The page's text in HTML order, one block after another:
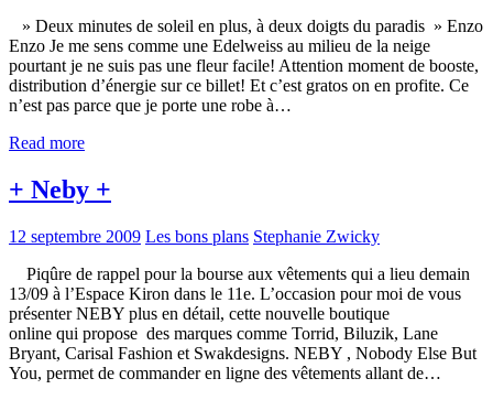
» Deux minutes de soleil en plus, à deux doigts du paradis » Enzo
Enzo Je me sens comme une Edelweiss au milieu de la neige
pourtant je ne suis pas une fleur facile! Attention moment de booste,
distribution d’énergie sur ce billet! Et c’est gratos on en profite. Ce
n’est pas parce que je porte une robe à…
Read more
+ Neby +
12 septembre 2009 Les bons plans Stephanie Zwicky
Piqûre de rappel pour la bourse aux vêtements qui a lieu demain
13/09 à l’Espace Kiron dans le 11e. L’occasion pour moi de vous
présenter NEBY plus en détail, cette nouvelle boutique
online qui propose des marques comme Torrid, Biluzik, Lane
Bryant, Carisal Fashion et Swakdesigns. NEBY , Nobody Else But
You, permet de commander en ligne des vêtements allant de…